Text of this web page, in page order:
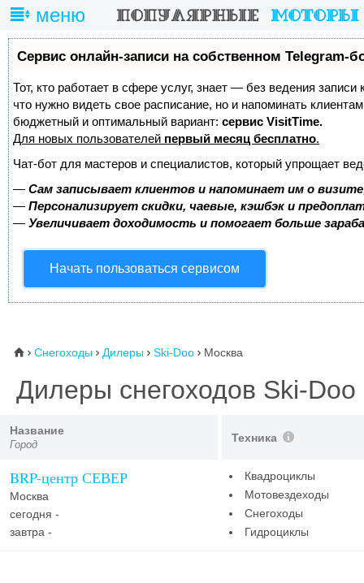
меню
Сервис онлайн-записи на собственном Telegram-
Тот, кто работает в сфере услуг, знает — без ведения записи
что нужно видеть свое расписание, но и напоминать
бюджетный и оптимальный вариант: сервис VisitTime.
Для новых пользователей первый месяц бесплатно.
Чат-бот для мастеров и специалистов, который упрощает
— Сам записывает клиентов и напоминает им о
— Персонализирует скидки, чаевые, кэшбэк и
— Увеличивает доходимость и помогает больше
Начать пользоваться сервисом
⌂  Снегоходы  Дилеры  Ski-Doo  Москва
Дилеры снегоходов Ski-
Название
Город
Техника
BRP-центр СЕВЕР
Москва
сегодня -
завтра -
Квадроциклы
Мотовездеходы
Снегоходы
Гидроциклы